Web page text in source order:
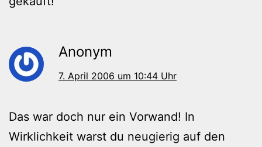
Anonym
7. April 2006 um 10:44 Uhr
Das war doch nur ein Vorwand! In
Wirklichkeit warst du neugierig auf den